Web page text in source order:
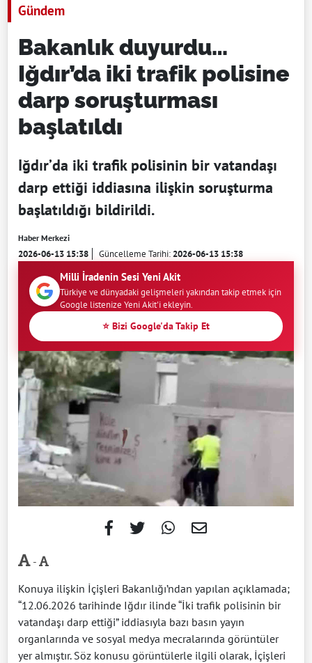
Gündem
Bakanlık duyurdu…
Iğdır’da iki trafik polisine
darp soruşturması
başlatıldı
Iğdır’da iki trafik polisinin bir vatandaşı
darp ettiği iddiasına ilişkin soruşturma
başlatıldığı bildirildi.
Haber Merkezi
2026-06-13 15:38 Güncelleme Tarihi:2026-06-13 15:38
Milli İradenin Sesi Yeni Akit
Türkiye ve dünyadaki gelişmeleri yakından takip etmek için
Google listenize Yeni Akit'i ekleyin.
⭐ Bizi Google'da Takip Et
-
Konuya ilişkin İçişleri Bakanlığı’ndan yapılan açıklamada;
“12.06.2026 tarihinde Iğdır ilinde “İki trafik polisinin bir
vatandaşı darp ettiği” iddiasıyla bazı basın yayın
organlarında ve sosyal medya mecralarında görüntüler
yer almıştır. Söz konusu görüntülerle ilgili olarak, İçişleri